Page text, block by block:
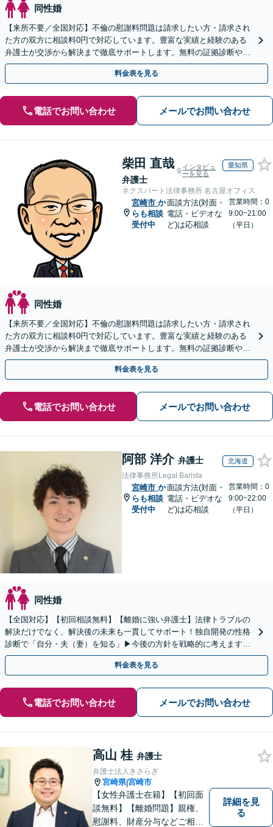
同性婚
【来所不要／全国対応】不倫の慰謝料問題は請求したい方・請求され
た方の双方に相談料0円で対応しています。豊富な実績と経験のある
弁護士が交渉から解決まで徹底サポートします。無料の証拠診断や着
手金の返還保証もありますので安心してご相談ください。
料金表を見る
電話でお問い合わせ メールでお問い合わせ
柴田 直哉
弁護士
インタビュ
ーを見る
愛知県
ネクスパート法律事務所 名古屋オフィス
宮崎市 か
らも相談
受付中
面談方法(対面・
電話・ビデオな
ど)は応相談
営業時間：0
9:00~21:00
（平日）
同性婚
【来所不要／全国対応】不倫の慰謝料問題は請求したい方・請求され
た方の双方に相談料0円で対応しています。豊富な実績と経験のある
弁護士が交渉から解決まで徹底サポートします。無料の証拠診断や着
手金の返還保証もありますので安心してご相談ください。
料金表を見る
電話でお問い合わせ メールでお問い合わせ
阿部 洋介 弁護士 北海道
法律事務所Legal Barista
宮崎市 か
らも相談
受付中
面談方法(対面・
電話・ビデオな
ど)は応相談
営業時間：0
9:00~22:00
（平日）
同性婚
【全国対応】【初回相談無料】【離婚に強い弁護士】法律トラブルの
解決だけでなく、解決後の未来も一貫してサポート！独自開発の性格
診断で「自分・夫（妻）を知る」▶︎今後の方針を戦略的に考えます！
【休日夜間／オンライン相談OK】
料金表を見る
電話でお問い合わせ メールでお問い合わせ
高山 桂 弁護士
弁護士法人きさらぎ
宮崎県|宮崎市
【女性弁護士在籍】【初回面
談無料】【離婚問題】親権、
慰謝料、財産分与などご相談
詳細を見
る